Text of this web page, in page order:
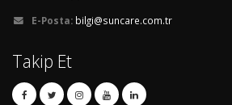
E-Posta: bilgi@suncare.com.tr
Takip Et